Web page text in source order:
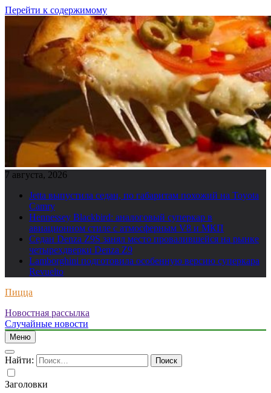
Перейти к содержимому
7 августа, 2026
Jetta выпустила седан, по габаритам похожий на Toyota
Camry
Hennessey Blackbird: аналоговый суперкар в
авиационном стиле с атмосферным V8 и МКП
Седан Denza Z9S занял место провалившейся на рынке
четырехдверки Denza Z9
Lamborghini подготовила особенную версию суперкара
Revuelto
Пицца
Новостная рассылка
Случайные новости
Меню
Найти:
Заголовки